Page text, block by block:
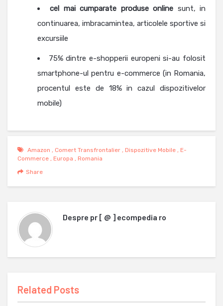
cel mai cumparate produse online sunt, in
continuarea, imbracamintea, articolele sportive si
excursiile
75% dintre e-shopperii europeni si-au folosit
smartphone-ul pentru e-commerce (in Romania,
procentul este de 18% in cazul dispozitivelor
mobile)
Amazon Comert Transfrontalier Dispozitive Mobile
E-
Commerce
Europa
Romania
Share
Despre pr [ @ ] ecompedia ro
Related Posts